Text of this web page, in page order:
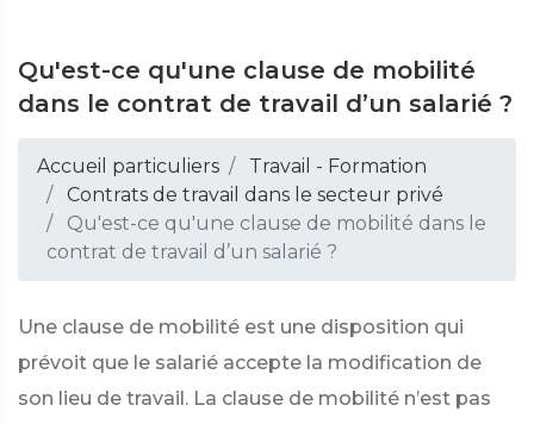
Qu'est-ce qu'une clause de mobilité
dans le contrat de travail d’un salarié ?
Accueil particuliers
Travail - Formation
Contrats de travail dans le secteur privé
Qu'est-ce qu'une clause de mobilité dans le
contrat de travail d’un salarié ?
Une clause de mobilité est une disposition qui
prévoit que le salarié accepte la modification de
son lieu de travail. La clause de mobilité n’est pas